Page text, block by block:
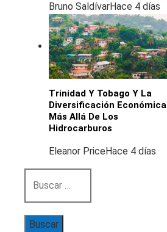
Bruno SaldívarHace 4 días
Trinidad Y Tobago Y La
Diversificación Económica
Más Allá De Los
Hidrocarburos
Eleanor Price Hace 4 días